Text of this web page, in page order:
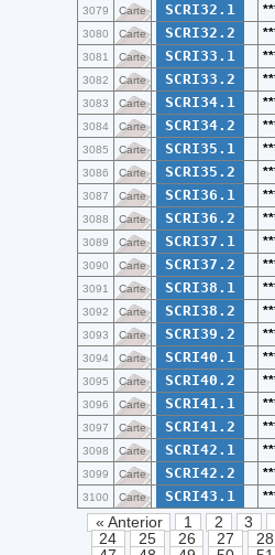
3079 Carte SCRI32.1
3080 Carte SCRI32.2
3081 Carte SCRI33.1
3082 Carte SCRI33.2
3083 Carte SCRI34.1
3084 Carte SCRI34.2
3085 Carte SCRI35.1
3086 Carte SCRI35.2
3087 Carte SCRI36.1
3088 Carte SCRI36.2
3089 Carte SCRI37.1
3090 Carte SCRI37.2
3091 Carte SCRI38.1
3092 Carte SCRI38.2
3093 Carte SCRI39.2
3094 Carte SCRI40.1
3095 Carte SCRI40.2
3096 Carte SCRI41.1
3097 Carte SCRI41.2
3098 Carte SCRI42.1
3099 Carte SCRI42.2
3100 Carte SCRI43.1
« Anterior 1 2 3
24
25 26 27 28